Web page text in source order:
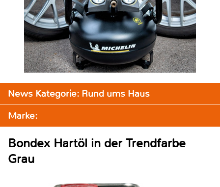
News Kategorie: Rund ums Haus
Marke:
Bondex Hartöl in der Trendfarbe
Grau